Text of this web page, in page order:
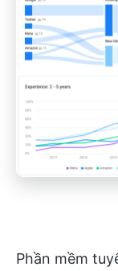
Phần mềm